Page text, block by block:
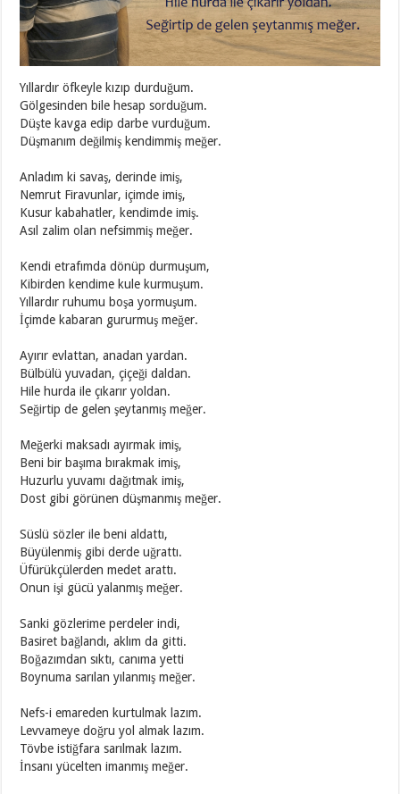
Yıllardır öfkeyle kızıp durduğum.
Gölgesinden bile hesap sorduğum.
Düşte kavga edip darbe vurduğum.
Düşmanım değilmiş kendimmiş meğer.
Anladım ki savaş, derinde imiş,
Nemrut Firavunlar, içimde imiş,
Kusur kabahatler, kendimde imiş.
Asıl zalim olan nefsimmiş meğer.
Kendi etrafımda dönüp durmuşum,
Kibirden kendime kule kurmuşum.
Yıllardır ruhumu boşa yormuşum.
İçimde kabaran gururmuş meğer.
Ayırır evlattan, anadan yardan.
Bülbülü yuvadan, çiçeği daldan.
Hile hurda ile çıkarır yoldan.
Seğirtip de gelen şeytanmış meğer.
Meğerki maksadı ayırmak imiş,
Beni bir başıma bırakmak imiş,
Huzurlu yuvamı dağıtmak imiş,
Dost gibi görünen düşmanmış meğer.
Süslü sözler ile beni aldattı,
Büyülenmiş gibi derde uğrattı.
Üfürükçülerden medet arattı.
Onun işi gücü yalanmış meğer.
Sanki gözlerime perdeler indi,
Basiret bağlandı, aklım da gitti.
Boğazımdan sıktı, canıma yetti
Boynuma sarılan yılanmış meğer.
Nefs-i emareden kurtulmak lazım.
Levvameye doğru yol almak lazım.
Tövbe istiğfara sarılmak lazım.
İnsanı yücelten imanmış meğer.